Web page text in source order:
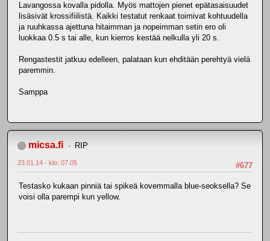
Lavangossa kovalla pidolla. Myös mattojen pienet epätasaisuudet
lisäsivät krossifiilistä. Kaikki testatut renkaat toimivat kohtuudella
ja ruuhkassa ajettuna hitaimman ja nopeimman setin ero oli
luokkaa 0.5 s tai alle, kun kierros kestää nelkulla yli 20 s.
Rengastestit jatkuu edelleen, palataan kun ehditään perehtyä vielä
paremmin.
Samppa
micsa.fi RIP
#677
23.01.14 - klo: 07.05
Testasko kukaan pinniä tai spikeä kovemmalla blue-seoksella? Se
voisi olla parempi kun yellow.